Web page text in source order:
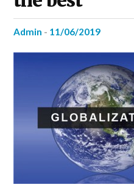
admin - 11/06/2019